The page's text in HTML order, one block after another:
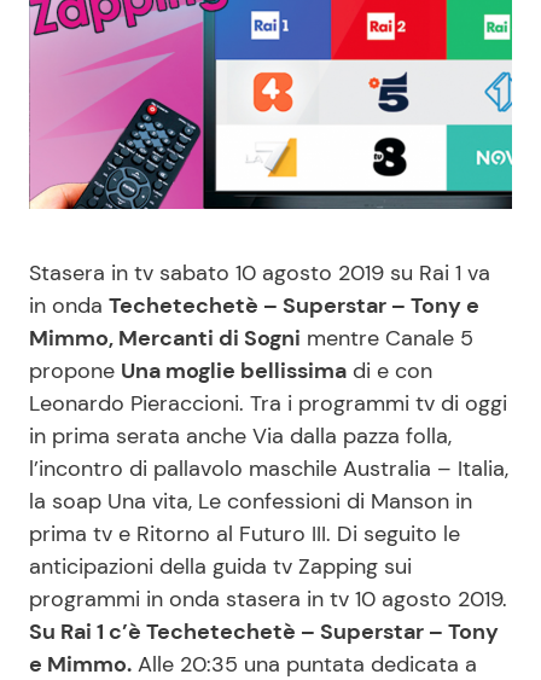
Benessere
Casa
Moda e Style
Mondo Mamma
News benessere
Salute
Viaggi e Turismo
Festività
Cucina e Ricette
Consigli di Cucina
Dolci
Le Ricette in TV
Primi Piatti
Ricette Facili e Veloci
Ricette Feste
Ricette per Bambini
Seguici
Stasera in tv sabato 10 agosto 2019 su Rai 1 va
in onda Techetechetè – Superstar – Tony e
Mimmo, Mercanti di Sogni mentre Canale 5
propone Una moglie bellissima di e con
Leonardo Pieraccioni. Tra i programmi tv di oggi
in prima serata anche Via dalla pazza folla,
l’incontro di pallavolo maschile Australia – Italia,
la soap Una vita, Le confessioni di Manson in
prima tv e Ritorno al Futuro III. Di seguito le
anticipazioni della guida tv Zapping sui
programmi in onda stasera in tv 10 agosto 2019.
Su Rai 1 c’è Techetechetè – Superstar – Tony
e Mimmo. Alle 20:35 una puntata dedicata a